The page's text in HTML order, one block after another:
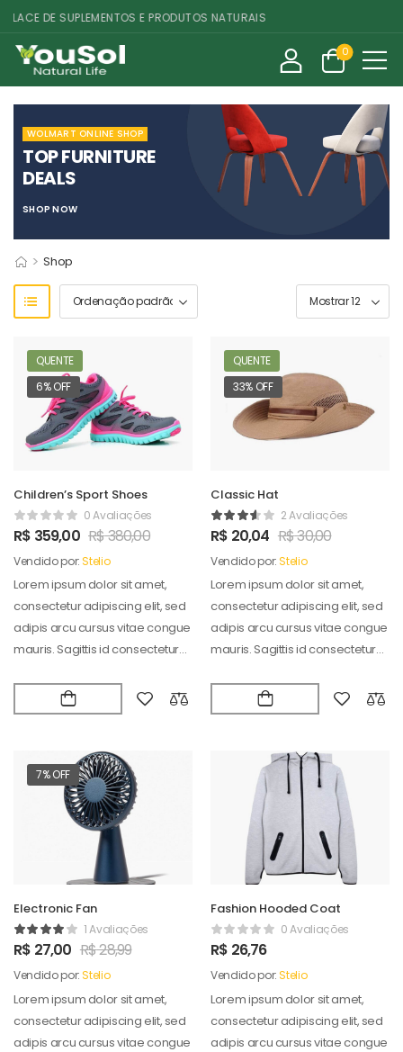
DE SUPLEMENTOS E PRODUTOS NATURAIS
0
WOLMART ONLINE SHOP
TOP FURNITURE
DEALS
SHOP NOW
> Shop
QUENTE
6% OFF
Children’s Sport Shoes
0 Avaliações
R$ 359,00 R$380,00
Vendido por:Stelio
Lorem ipsum dolor sit amet,
consectetur adipiscing elit, sed
adipis arcu cursus vitae congue
mauris. Sagittis id consectetur
QUENTE
33% OFF
Classic Hat
2 Avaliações
R$ 20,04 R$30,00
Vendido por:Stelio
Lorem ipsum dolor sit amet,
consectetur adipiscing elit, sed
adipis arcu cursus vitae congue
mauris. Sagittis id consectetur
7% OFF
Electronic Fan
1 Avaliações
R$ 27,00 R$28,99
Vendido por:Stelio
Lorem ipsum dolor sit amet,
consectetur adipiscing elit, sed
adipis arcu cursus vitae congue
Fashion Hooded Coat
0 Avaliações
R$ 26,76
Vendido por:Stelio
Lorem ipsum dolor sit amet,
consectetur adipiscing elit, sed
adipis arcu cursus vitae congue